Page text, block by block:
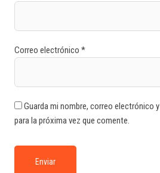
Correo electrónico *
Guarda mi nombre, correo electrónico
para la próxima vez que comente.